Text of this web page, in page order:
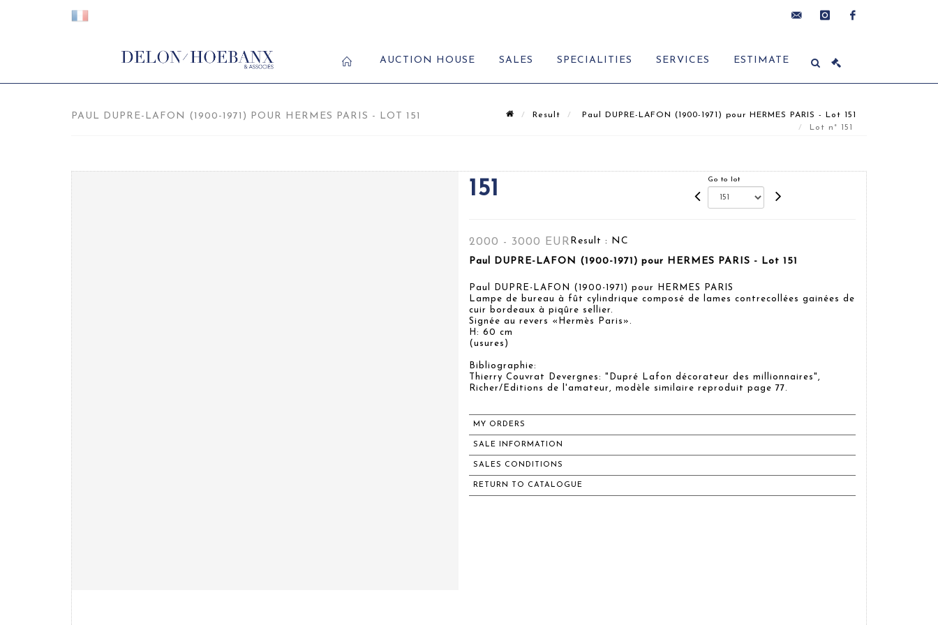
AUCTION HOUSE SALES SPECIALITIES SERVICES ESTIMATE
PAUL DUPRE-LAFON (1900-1971) POUR HERMES PARIS - LOT 151 Result
Paul DUPRE-LAFON (1900-1971) pour HERMES PARIS - Lot 151
Lot n° 151
151 Go to lot
2000 - 3000 EUR Result : NC
Paul DUPRE-LAFON (1900-1971) pour HERMES PARIS - Lot 151
Paul DUPRE-LAFON (1900-1971) pour HERMES PARIS
Lampe de bureau à fût cylindrique composé de lames contrecollées gainées de
cuir bordeaux à piqûre sellier.
Signée au revers «Hermès Paris».
H: 60 cm
(usures)
Bibliographie:
Thierry Couvrat Devergnes: "Dupré Lafon décorateur des millionnaires",
Richer/Editions de l'amateur, modèle similaire reproduit page 77.
MY ORDERS
SALE INFORMATION
SALES CONDITIONS
RETURN TO CATALOGUE